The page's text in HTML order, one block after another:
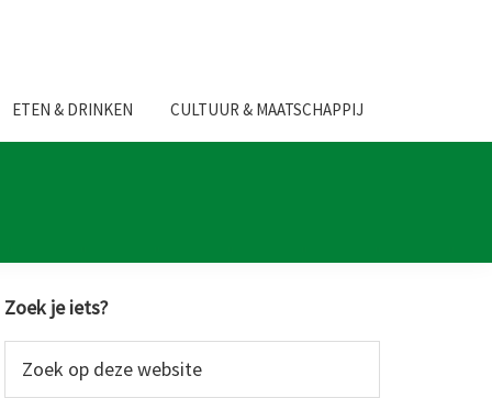
ETEN & DRINKEN CULTUUR & MAATSCHAPPIJ
Primaire
Sidebar
Zoek je iets?
op